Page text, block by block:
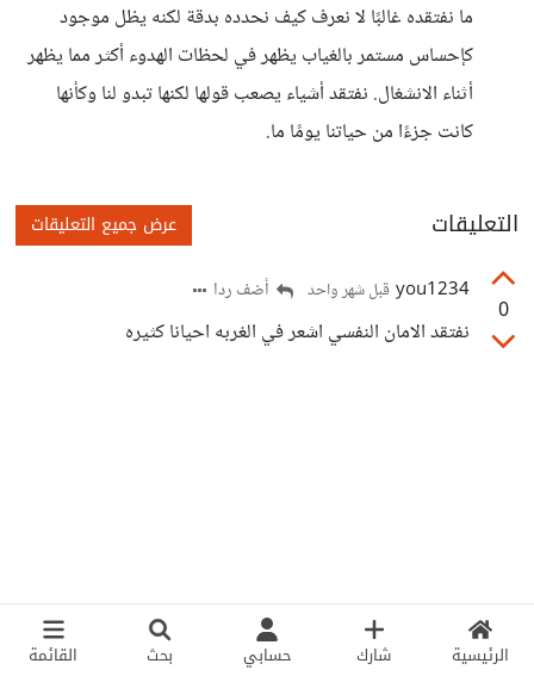
الرئيسية شارك حسابي بحث القائمة
ما نفتقده غالبًا لا نعرف كيف نحدده بدقة لكنه يظل موجود
كإحساس مستمر بالغياب يظهر في لحظات الهدوء أكثر مما يظهر
أثناء الانشغال. نفتقد أشياء يصعب قولها لكنها تبدو لنا وكأنها
كانت جزءًا من حياتنا يومًا ما.
التعليقات عرض جميع التعليقات
0
you1234 قبل شهر واحد أضف ردا
نفتقد الامان النفسي اشعر في الغربه احيانا كثيره